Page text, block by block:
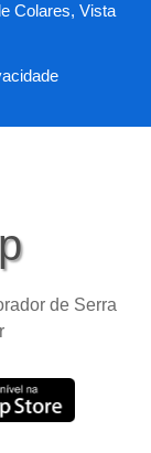
Colares, Vista
de Serra